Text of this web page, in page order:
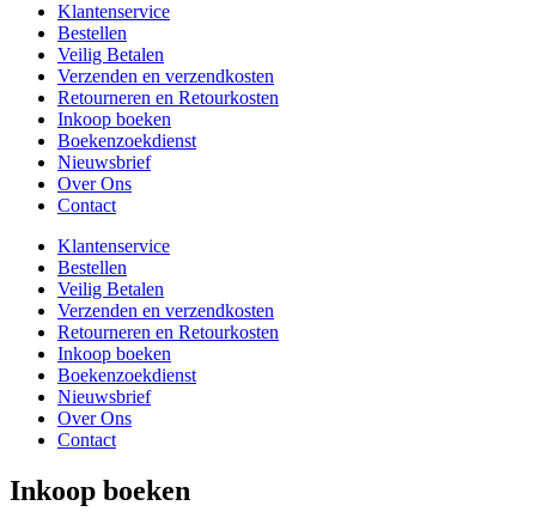
Klantenservice
Bestellen
Veilig Betalen
Verzenden en verzendkosten
Retourneren en Retourkosten
Inkoop boeken
Boekenzoekdienst
Nieuwsbrief
Over Ons
Contact
Klantenservice
Bestellen
Veilig Betalen
Verzenden en verzendkosten
Retourneren en Retourkosten
Inkoop boeken
Boekenzoekdienst
Nieuwsbrief
Over Ons
Contact
Inkoop boeken